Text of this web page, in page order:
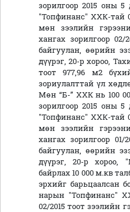
зорилгоор 2015 оны
"Топфинанс" ХХК-тай
мөн зээлийн
хангах зорилгоор 02/
байгуулан, өөрийн
дүүрэг, 20-р хороо,
тоот 977,96 м2
зориулалттай үл
Мөн “Б-” ХХК нь 100
зорилгоор 2015 оны
"Топфинанс" ХХК-тай
мөн зээлийн
хангах зорилгоор 01/
байгуулан, өөрийн
дүүрэг, 20-р
байрлах 10 000 м.кв
эрхийг барьцаалсан
нарын "Топфинанс"
02/2015 тоот зээлийн